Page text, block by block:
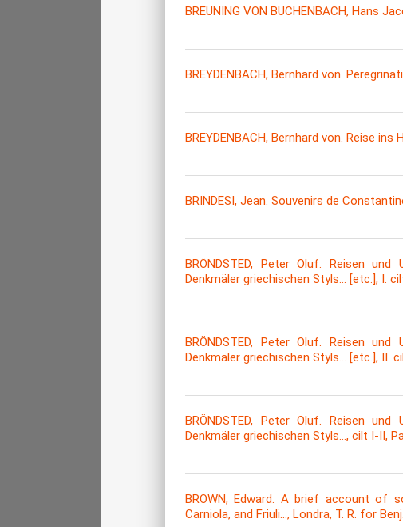
BREUNING VON BUCHENBACH, Hans
BREYDENBACH, Bernhard von.
BREYDENBACH, Bernhard von. Reise ins
BRINDESI, Jean. Souvenirs de
BRÖNDSTED, Peter Oluf. Reisen
Denkmäler griechischen Styls... [etc.], Ι.
BRÖNDSTED, Peter Oluf. Reisen
Denkmäler griechischen Styls... [etc.], ΙΙ.
BRÖNDSTED, Peter Oluf. Reisen
Denkmäler griechischen Styls…, cilt I-II,
BROWN, Edward. A brief account of
Carniola, and Friuli..., Londra, T. R. for